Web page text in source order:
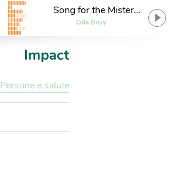
Song for the Mister
(feat. Nicolas Godin)
Cola Boyy
Impact
Persone e salute